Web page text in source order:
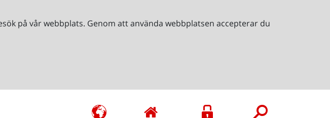
på vår webbplats. Genom att använda webbplatsen accepterar du